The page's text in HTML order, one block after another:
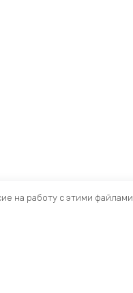
на работу с этими файлами.